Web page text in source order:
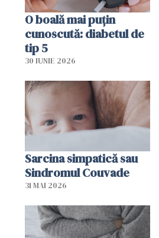
O boală mai puțin
cunoscută: diabetul de
tip 5
30 IUNIE 2026
Sarcina simpatică sau
Sindromul Couvade
31 MAI 2026